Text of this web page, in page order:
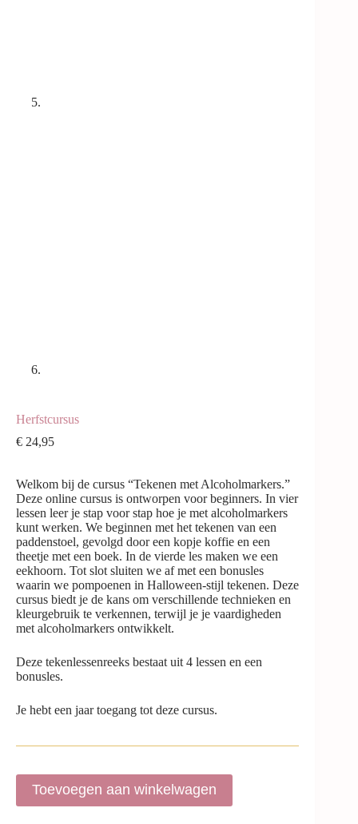
Herfstcursus
€ 24,95
Welkom bij de cursus “Tekenen met Alcoholmarkers.”
Deze online cursus is ontworpen voor beginners. In vier
lessen leer je stap voor stap hoe je met alcoholmarkers
kunt werken. We beginnen met het tekenen van een
paddenstoel, gevolgd door een kopje koffie en een
theetje met een boek. In de vierde les maken we een
eekhoorn. Tot slot sluiten we af met een bonusles
waarin we pompoenen in Halloween-stijl tekenen. Deze
cursus biedt je de kans om verschillende technieken en
kleurgebruik te verkennen, terwijl je je vaardigheden
met alcoholmarkers ontwikkelt.
Deze tekenlessenreeks bestaat uit 4 lessen en een
bonusles.
Je hebt een jaar toegang tot deze cursus.
Toevoegen aan winkelwagen